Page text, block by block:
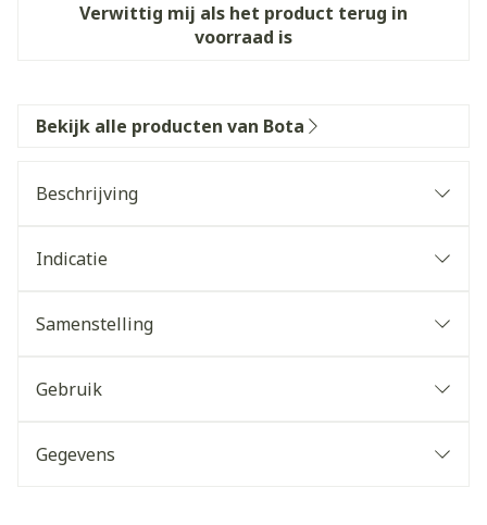
Verwittig mij als het product terug in
voorraad is
Bekijk alle producten van Bota
Beschrijving
Indicatie
Samenstelling
Gebruik
Gegevens